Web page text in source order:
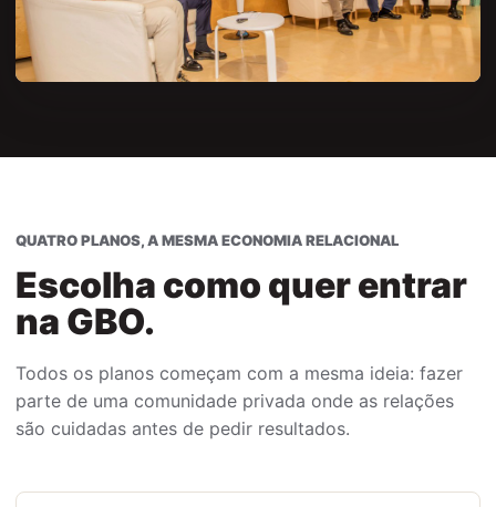
QUATRO PLANOS, A MESMA ECONOMIA RELACIONAL
Escolha como quer entrar
na GBO.
Todos os planos começam com a mesma ideia: fazer
parte de uma comunidade privada onde as relações
são cuidadas antes de pedir resultados.